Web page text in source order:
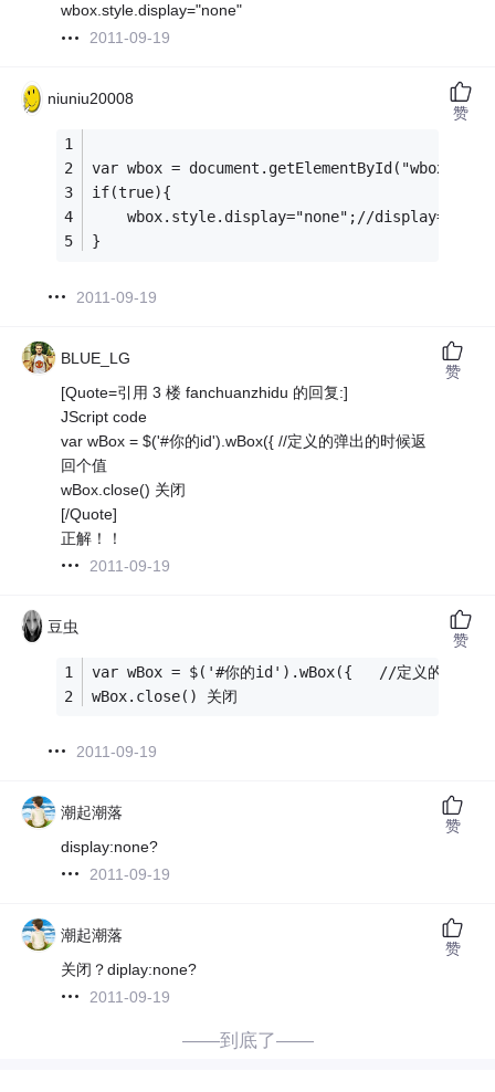
wbox.style.display="none"
2011-09-19
niuniu20008
var wbox = document.getElementById("wbox");
if(true){
wbox.style.display="none";//display=""是
}
2011-09-19
赞
BLUE_LG
[Quote=引用 3 楼 fanchuanzhidu 的回复:]
JScript code
var wBox = $('#你的id').wBox({ //定义的弹出的时候返
回个值
wBox.close() 关闭
[/Quote]
正解！！
2011-09-19
赞
豆虫
var wBox = $('#你的id').wBox({   //定义的弹出的
wBox.close() 关闭
2011-09-19
赞
潮起潮落
display:none?
2011-09-19
赞
潮起潮落
关闭？diplay:none?
2011-09-19
赞
——到底了——